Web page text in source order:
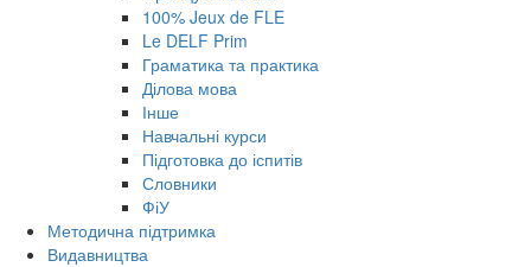
100% Jeux de FLE
Le DELF Prim
Граматика та практика
Ділова мова
Інше
Навчальні курси
Підготовка до іспитів
Словники
ФіУ
Методична підтримка
Видавництва